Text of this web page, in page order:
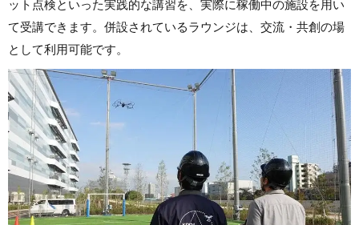
ット点検といった実践的な講習を、実際に稼働中の施設を用い
て受講できます。併設されているラウンジは、交流・共創の場
として利用可能です。